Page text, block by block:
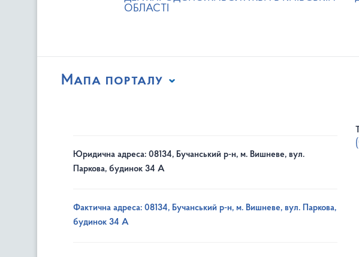
ОБЛАСТІ
Мапа порталу
Юридична адреса: 08134, Бучанський р-н, м. Вишневе, вул.
Паркова, будинок 34 А
Фактична адреса: 08134, Бучанський р-н, м. Вишневе, вул. Паркова,
будинок 34 А